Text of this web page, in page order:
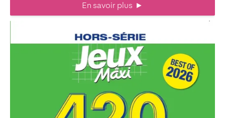
En savoir plus ►